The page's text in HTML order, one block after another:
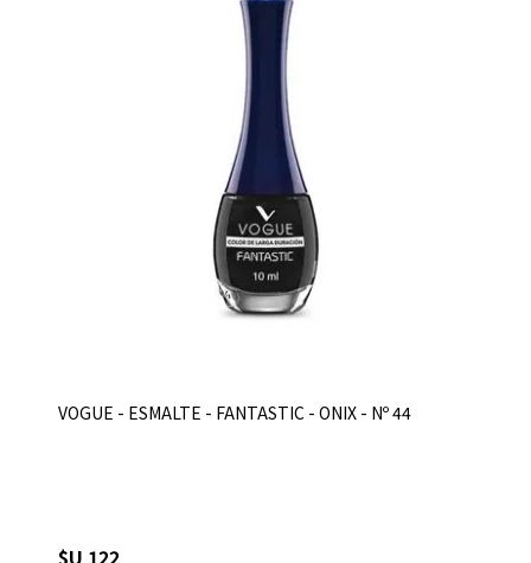
VOGUE - ESMALTE - FANTASTIC - ONIX - Nº 44
$U 122